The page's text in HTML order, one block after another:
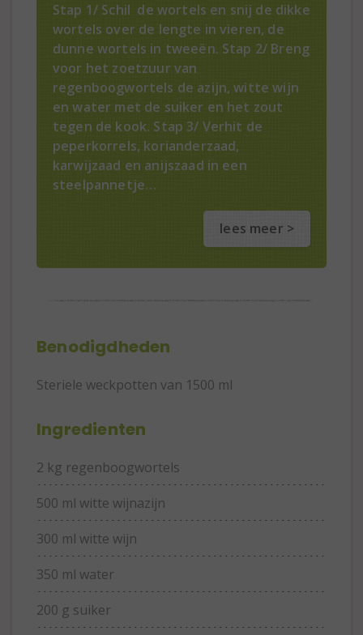
Stap 1/ Schil de wortels en snij de dikke
wortels over de lengte in vieren, de
dunne wortels in tweeën. Stap 2/ Breng
voor het zoetzuur van
regenboogwortels de azijn, witte wijn
en water met de suiker en het zout
tegen de kook. Stap 3/ Verhit de
peperkorrels, korianderzaad,
karwijzaad en anijszaad in een
steelpannetje…
lees meer >
Benodigdheden
Steriele weckpotten van 1500 ml
Ingredienten
2 kg regenboogwortels
500 ml witte wijnazijn
300 ml witte wijn
350 ml water
200 g suiker